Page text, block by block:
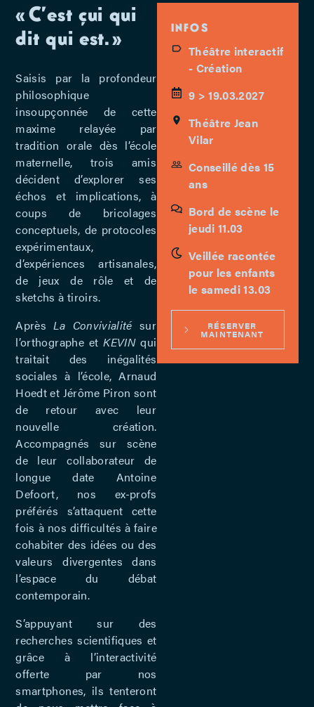
« C’est çui qui
dit qui est. »
Saisis par la profondeur
philosophique
insoupçonnée de cette
maxime relayée par
tradition orale dès l’école
maternelle, trois amis
décident d’explorer ses
échos et implications, à
coups de bricolages
conceptuels, de protocoles
expérimentaux,
d’expériences artisanales,
de jeux de rôle et de
sketchs à tiroirs.
AprèsLa Convivialitésur
l’orthographe etKEVINqui
traitait des inégalités
sociales à l’école, Arnaud
Hoedt et Jérôme Piron sont
de retour avec leur
nouvelle création.
Accompagnés sur scène
de leur collaborateur de
longue date Antoine
Defoort, nos ex-profs
préférés s’attaquent cette
fois à nos difficultés à faire
cohabiter des idées ou des
valeurs divergentes dans
l’espace du débat
contemporain.
S’appuyant sur des
recherches scientifiques et
grâce à l’interactivité
offerte par nos
smartphones, ils tenteront
INFOS
Théâtre interactif
- Création
9 > 19.03.2027
Théâtre Jean
Vilar
Conseillé dès 15
ans
Bord de scène le
jeudi 11.03
Veillée racontée
pour les enfants
le samedi 13.03
RÉSERVER
MAINTENANT